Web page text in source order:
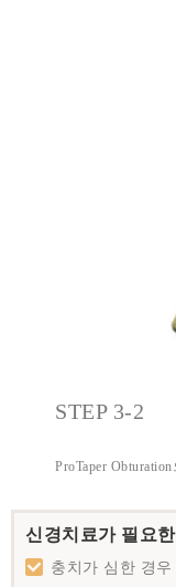
STEP 3-2
ProTaper
신경치료가 필요
충치가 심한 경우